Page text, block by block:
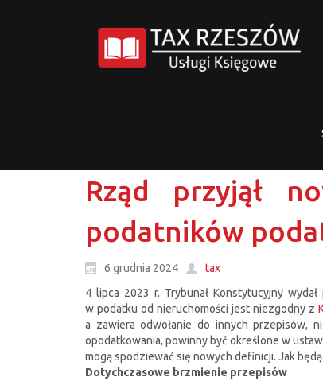
Rząd przyjął
podatników
6 grudnia 2024
tax
4 lipca 2023 r. Trybunał Konstytucyjny
w podatku od nieruchomości jest niezgodny z
a zawiera odwołanie do innych przepisów,
opodatkowania, powinny być określone w
mogą spodziewać się nowych definicji. Jak
Dotychczasowe brzmienie przepisów